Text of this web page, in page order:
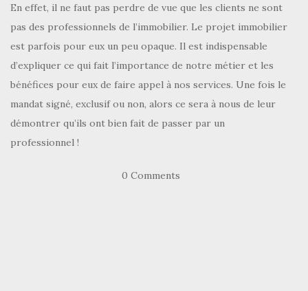
En effet, il ne faut pas perdre de vue que les clients ne sont
pas des professionnels de l’immobilier. Le projet immobilier
est parfois pour eux un peu opaque. Il est indispensable
d’expliquer ce qui fait l’importance de notre métier et les
bénéfices pour eux de faire appel à nos services. Une fois le
mandat signé, exclusif ou non, alors ce sera à nous de leur
démontrer qu’ils ont bien fait de passer par un
professionnel !
0 Comments